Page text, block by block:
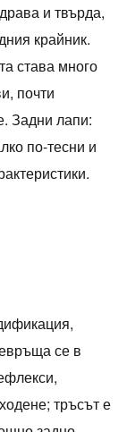
и твърда,
крайник.
става много
почти
Задни лапи:
по-тесни и
се в
тръсът е